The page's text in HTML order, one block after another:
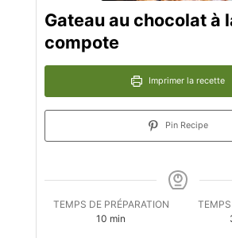
Gateau au chocolat à
compote
Imprimer la recette
Pin Recipe
TEMPS DE PRÉPARATION
10 minutes
min